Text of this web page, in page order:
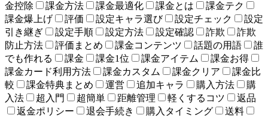
金控除
課金方法 課金最適化 課金とは
課金テク
課金爆上げ
評価 設定キャラ選び 設定チェック
設定
引き継ぎ
設定手順 設定方法 設定確認 詐欺
詐欺
防止方法
評価まとめ 課金コンテンツ 話題の用語
誰
でも作れる
課金 課金1位 課金アイテム
課金お得
課金カード利用方法
課金カスタム 課金クリア
課金比
較
課金特典まとめ 運営 追加キャラ 購入方法
購
入法
超入門 超簡単 距離管理 軽くするコツ
返品
返金ポリシー
退会手続き 購入タイミング
送料